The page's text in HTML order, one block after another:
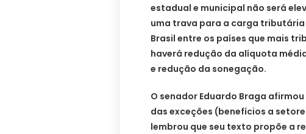
estadual e municipal não será
uma trava para a carga
Brasil entre os países que mais
haverá redução da alíquota
e redução da sonegação.
O senador Eduardo Braga
das exceções (benefícios a
lembrou que seu texto propõe a